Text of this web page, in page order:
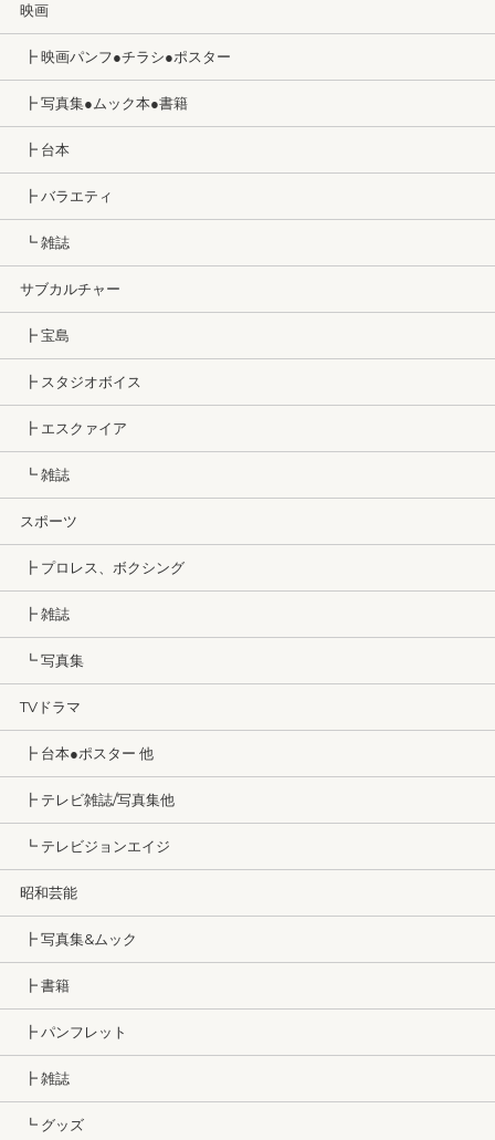
映画
┣ 映画パンフ●チラシ●ポスター
┣ 写真集●ムック本●書籍
┣ 台本
┣ バラエティ
┗ 雑誌
サブカルチャー
┣ 宝島
┣ スタジオボイス
┣ エスクァイア
┗ 雑誌
スポーツ
┣ プロレス、ボクシング
┣ 雑誌
┗ 写真集
TVドラマ
┣ 台本●ポスター 他
┣ テレビ雑誌/写真集他
┗ テレビジョンエイジ
昭和芸能
┣ 写真集&ムック
┣ 書籍
┣ パンフレット
┣ 雑誌
┗ グッズ